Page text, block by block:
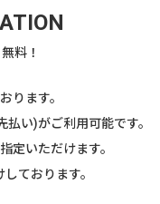
料！
ります。
い)がご利用可能です。
定いただけます。
ております。